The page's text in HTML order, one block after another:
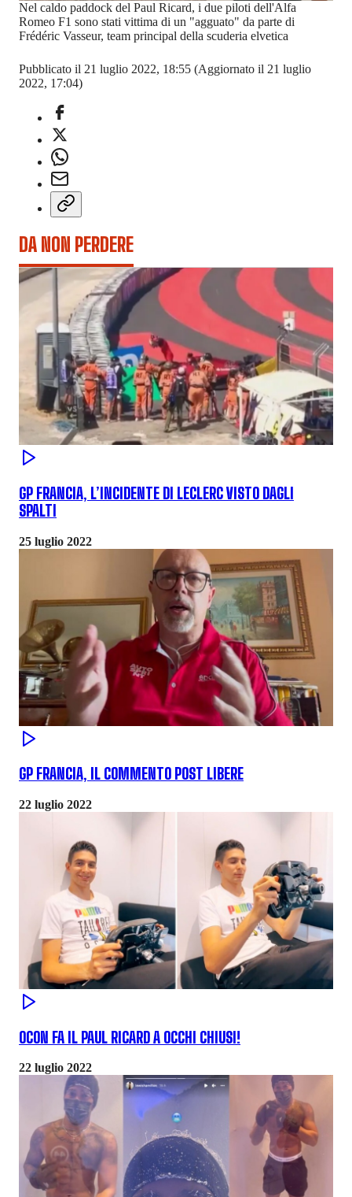
Nel caldo paddock del Paul Ricard, i due piloti dell'Alfa
Romeo F1 sono stati vittima di un "agguato" da parte di
Frédéric Vasseur, team principal della scuderia elvetica
Pubblicato il 21 luglio 2022, 18:55 (Aggiornato il 21 luglio
2022, 17:04)
DA NON PERDERE
GP FRANCIA, L’INCIDENTE DI LECLERC VISTO DAGLI
SPALTI
25 luglio 2022
GP FRANCIA, IL COMMENTO POST LIBERE
22 luglio 2022
OCON FA IL PAUL RICARD A OCCHI CHIUSI!
22 luglio 2022